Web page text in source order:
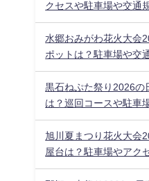
クセスや駐車場や交通
水郷おみがわ花火大会
ポットは？駐車場や交
黒石ねぷた祭り2026の
は？巡回コースや駐車
旭川夏まつり花火大会
屋台は？駐車場やアク